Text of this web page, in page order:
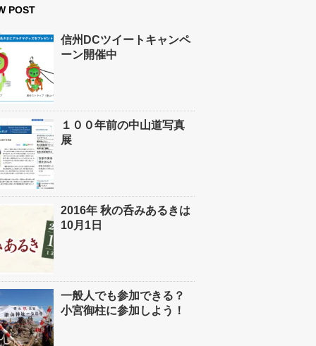
POST
信州DCツイートキャンペ
ーン開催中
１００年前の中山道写真
展
2016年 秋の呑みあるきは
10月1日
一般人でも参加できる？
小宮御柱に参加しよう！